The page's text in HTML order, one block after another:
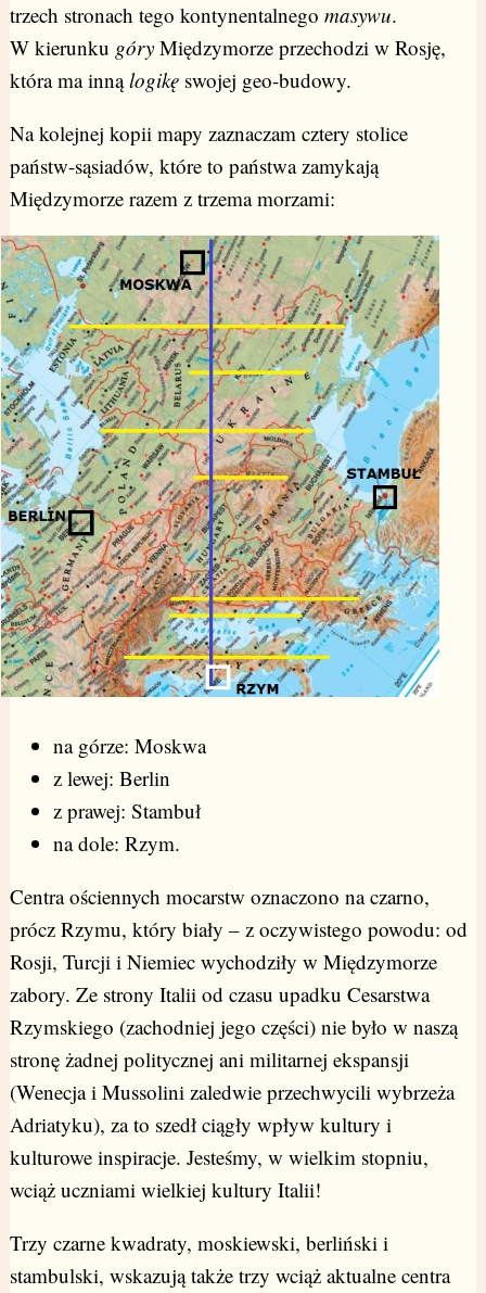
trzech stronach tego kontynentalnego masywu.
W kierunku góryMiędzymorze przechodzi w Rosję,
która ma innąlogikęswojej geo-budowy.
Na kolejnej kopii mapy zaznaczam cztery stolice
państw-sąsiadów, które to państwa zamykają
Międzymorze razem z trzema morzami:
na górze: Moskwa
z lewej: Berlin
z prawej: Stambuł
na dole: Rzym.
Centra ościennych mocarstw oznaczono na czarno,
prócz Rzymu, który biały – z oczywistego powodu: od
Rosji, Turcji i Niemiec wychodziły w Międzymorze
zabory. Ze strony Italii od czasu upadku Cesarstwa
Rzymskiego (zachodniej jego części) nie było w naszą
stronę żadnej politycznej ani militarnej ekspansji
(Wenecja i Mussolini zaledwie przechwycili wybrzeża
Adriatyku), za to szedł ciągły wpływ kultury i
kulturowe inspiracje. Jesteśmy, w wielkim stopniu,
wciąż uczniami wielkiej kultury Italii!
Trzy czarne kwadraty, moskiewski, berliński i
stambulski, wskazują także trzy wciąż aktualne centra